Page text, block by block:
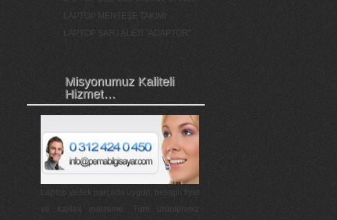
LAPTOP MENTEŞE TAKIMI
LAPTOP ŞARJ ALETİ "ADAPTÖR"
Misyonumuz Kaliteli
Hizmet…
Laptop yedek parçada uygun, hesaplı fiyat
ve kaliteli malzeme. Tüm ürünlerimiz